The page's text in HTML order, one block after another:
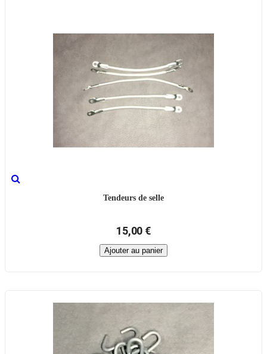
Tendeurs de selle
15,00 €
Ajouter au panier